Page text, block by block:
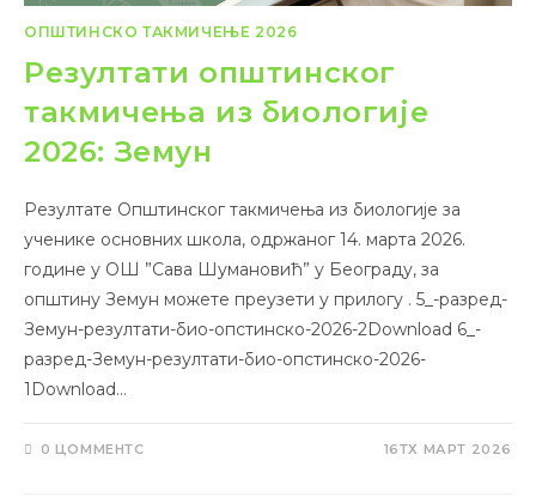
ОПШТИНСКО ТАКМИЧЕЊЕ 2026
Резултати општинског
такмичења из биологије
2026: Земун
Резултате Општинског такмичења из биологије за
ученике основних школа, одржаног 14. марта 2026.
године у ОШ ”Сава Шумановић” у Београду, за
општину Земун можете преузети у прилогу . 5_-разред-
Земун-резултати-био-опстинско-2026-2Download 6_-
разред-Земун-резултати-био-опстинско-2026-
1Download…
0 ЦОММЕНТС 16ТХ МАРТ 2026